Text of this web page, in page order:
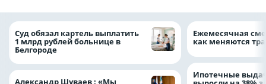
Суд обязал картель выплатить
1 млрд рублей больнице в
Белгороде
Александр Шуваев : «Мы
Ежемесячная
как меняются
Ипотечные